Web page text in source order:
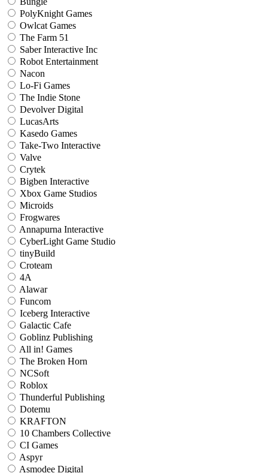
PolyKnight Games
Owlcat Games
The Farm 51
Saber Interactive Inc
Robot Entertainment
Nacon
Lo-Fi Games
The Indie Stone
Devolver Digital
LucasArts
Kasedo Games
Take-Two Interactive
Valve
Crytek
Bigben Interactive
Xbox Game Studios
Microids
Frogwares
Annapurna Interactive
CyberLight Game Studio
tinyBuild
Croteam
4A
Alawar
Funcom
Iceberg Interactive
Galactic Cafe
Goblinz Publishing
All in! Games
The Broken Horn
NCSoft
Roblox
Thunderful Publishing
Dotemu
KRAFTON
10 Chambers Collective
CI Games
Aspyr
Asmodee Digital